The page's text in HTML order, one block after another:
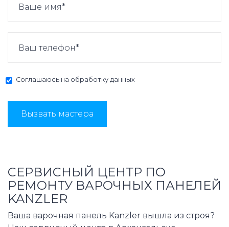
Соглашаюсь на обработку данных
Вызвать мастера
СЕРВИСНЫЙ ЦЕНТР ПО
РЕМОНТУ ВАРОЧНЫХ ПАНЕЛЕЙ
KANZLER
Ваша варочная панель Kanzler вышла из строя?